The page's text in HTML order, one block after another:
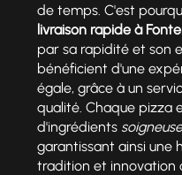
de temps. C'est
livraison rapide à
par sa rapidité et son
bénéficient d'une
égale, grâce à un
qualité. Chaque pizza
d'ingrédients
garantissant ainsi une
tradition et innovation